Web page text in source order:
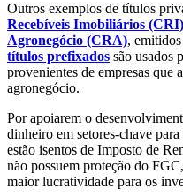
Outros exemplos de títulos
Recebíveis Imobiliários (CRI)
Agronegócio (CRA),
títulos prefixados são usados
provenientes de empresas
agronegócio.
Por apoiarem o
dinheiro em setores-chave
estão isentos de Imposto de
não possuem proteção do
maior lucratividade para os